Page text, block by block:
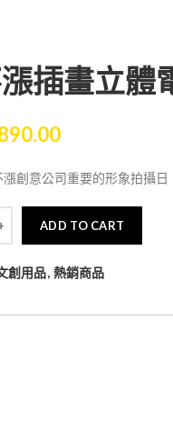
插畫立體
創意公司重要的形象拍攝
ADD TO CART
創用品, 熱銷商品